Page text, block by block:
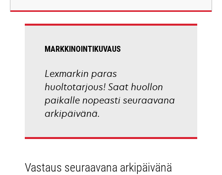
MARKKINOINTIKUVAUS
Lexmarkin paras
huoltotarjous! Saat huollon
paikalle nopeasti seuraavana
arkipäivänä.
Vastaus seuraavana arkipäivänä